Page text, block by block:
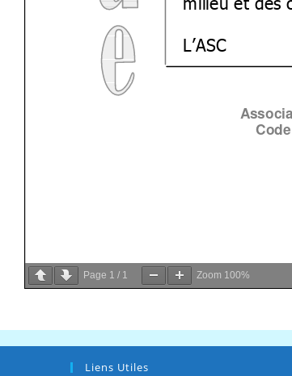
Page 1 / 1 Zoom 100%
Liens Utiles